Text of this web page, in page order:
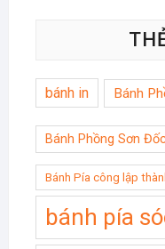
bánh in Bánh
Bánh Phồng Sơn
Bánh Pía công lập
bánh pía